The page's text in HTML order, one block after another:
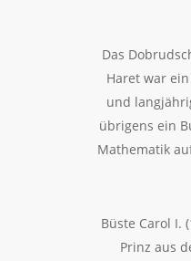
Das
Haret war
und
übrigens ein
Mathematik
Büste Carol I.
Prinz aus